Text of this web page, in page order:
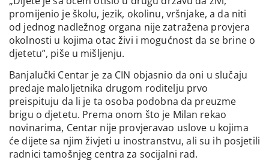
promijenio je školu, jezik, okolinu, vršnjake, a da niti
od jednog nadležnog organa nije zatražena provjera
okolnosti u kojima otac živi i mogućnost da se brine o
djetetu”, piše u mišljenju.
Banjalučki Centar je za CIN objasnio da oni u slučaju
predaje maloljetnika drugom roditelju prvo
preispituju da li je ta osoba podobna da preuzme
brigu o djetetu. Prema onom što je Milan rekao
novinarima, Centar nije provjeravao uslove u kojima
će dijete sa njim živjeti u inostranstvu, ali su ih posjetili
radnici tamošnjeg centra za socijalni rad.